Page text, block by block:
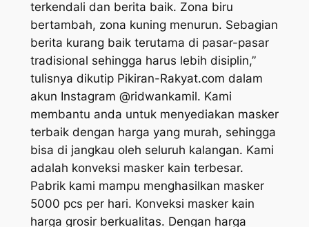
terkendali dan berita baik. Zona biru
bertambah, zona kuning menurun. Sebagian
berita kurang baik terutama di pasar-pasar
tradisional sehingga harus lebih disiplin,”
tulisnya dikutip Pikiran-Rakyat.com dalam
akun Instagram @ridwankamil. Kami
membantu anda untuk menyediakan masker
terbaik dengan harga yang murah, sehingga
bisa di jangkau oleh seluruh kalangan. Kami
adalah konveksi masker kain terbesar.
Pabrik kami mampu menghasilkan masker
5000 pcs per hari. Konveksi masker kain
harga grosir berkualitas. Dengan harga